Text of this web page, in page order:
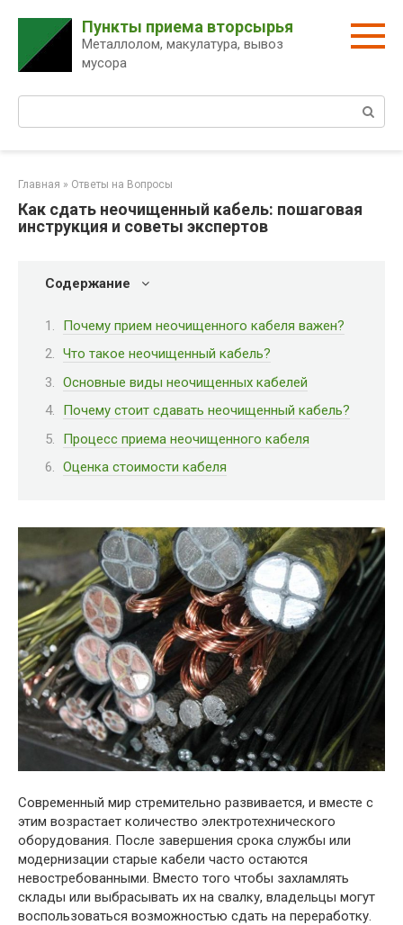
контенту
Пункты приема вторсырья
Металлолом, макулатура, вывоз
мусора
Главная » Ответы на Вопросы
Как сдать неочищенный кабель: пошаговая
инструкция и советы экспертов
Содержание
Почему прием неочищенного кабеля важен?
Что такое неочищенный кабель?
Основные виды неочищенных кабелей
Почему стоит сдавать неочищенный кабель?
Процесс приема неочищенного кабеля
Оценка стоимости кабеля
Современный мир стремительно развивается, и вместе с
этим возрастает количество электротехнического
оборудования. После завершения срока службы или
модернизации старые кабели часто остаются
невостребованными. Вместо того чтобы захламлять
склады или выбрасывать их на свалку, владельцы могут
воспользоваться возможностью сдать на переработку.